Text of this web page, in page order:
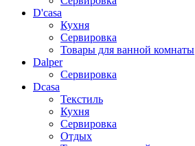
D'casa
Кухня
Сервировка
Товары для ванной комнаты
Dalper
Сервировка
Dcasa
Текстиль
Кухня
Сервировка
Отдых